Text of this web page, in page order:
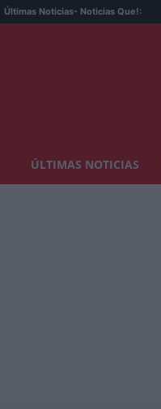
Últimas Noticias- Noticias Que!:
ÚLTIMAS NOTICIAS